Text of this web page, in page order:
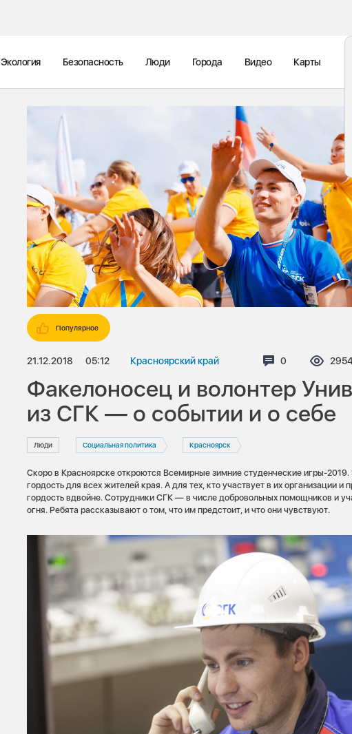
Экология Безопасность Люди Города Видео Карты
Популярное
21.12.2018 05:12 Красноярский край Комментариев:
0
Факелоносец и волонтер
из СГК — о событии и о себе
Люди Социальная политика Красноярск
Скоро в Красноярске откроются Всемирные зимние студенческие игры-2019.
гордость для всех жителей края. А для тех, кто участвует в их организации и
гордость вдвойне. Сотрудники СГК — в числе добровольных помощников и
огня. Ребята рассказывают о том, что им предстоит, и что они чувствуют.